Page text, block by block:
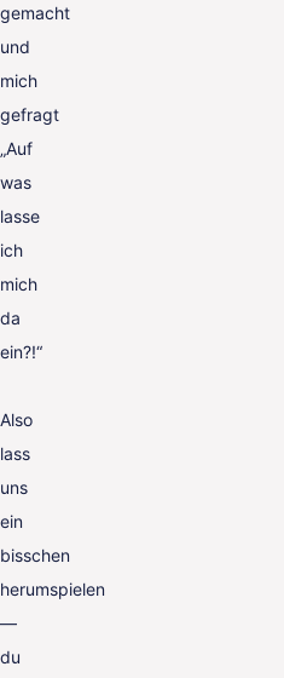
gemacht
und
mich
gefragt
„Auf
was
lasse
ich
mich
da
ein?!“
Also
lass
uns
ein
bisschen
herumspielen
—
du